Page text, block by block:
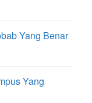
Yang Benar
Yang